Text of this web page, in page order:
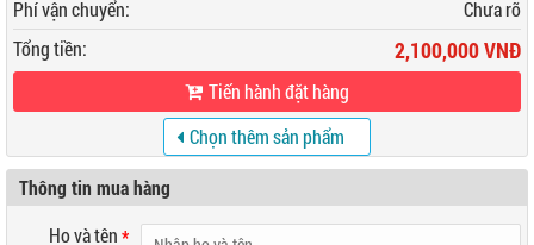
Phí vận chuyển:
Chưa rõ
Tổng tiền:
2,100,000 VNĐ
Tiến hành đặt hàng
Chọn thêm sản phẩm
khác
Thông tin mua hàng
Họ và tên*